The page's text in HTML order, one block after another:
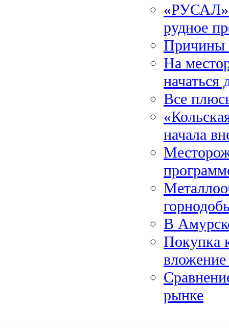
«РУСАЛ»
рудное
Причины
На
начаться
Все
начала
В
Покупка
вложение
рынке